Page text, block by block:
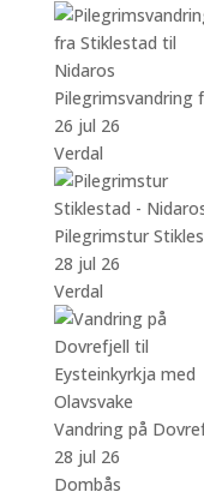
Pilegrimsvandring
26 jul 26
Verdal
Pilegrimstur
28 jul 26
Verdal
Vandring på
28 jul 26
Dombås